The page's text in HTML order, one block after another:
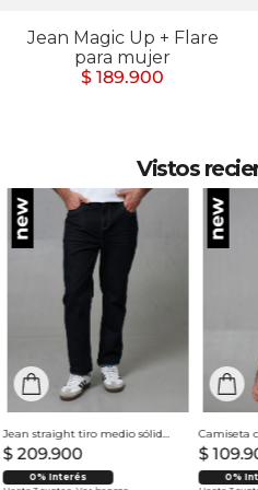
Jean Magic Up + Flare
para mujer
$ 189.900
Vistos
Jean straight tiro medio sólido para hombre
$ 209.900
0% Interés
$ 109.
0%